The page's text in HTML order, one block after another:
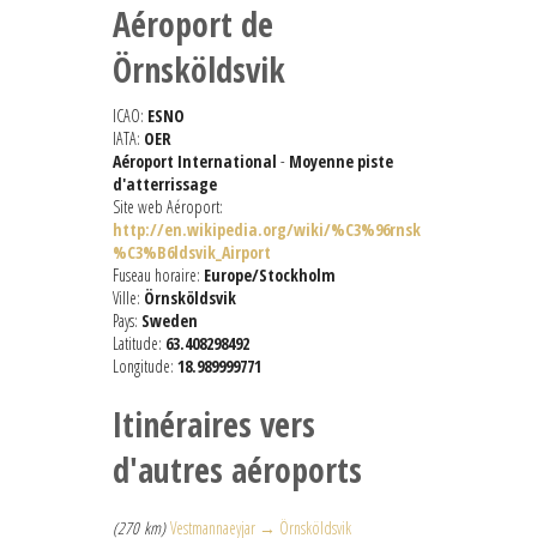
Aéroport de
Örnsköldsvik
ICAO: ESNO
IATA: OER
Aéroport International - Moyenne piste
d'atterrissage
Site web Aéroport:
http://en.wikipedia.org/wiki/%C3%96rnsk
%C3%B6ldsvik_Airport
Fuseau horaire: Europe/Stockholm
Ville: Örnsköldsvik
Pays: Sweden
Latitude: 63.408298492
Longitude: 18.989999771
Itinéraires vers
d'autres aéroports
(270 km) Vestmannaeyjar → Örnsköldsvik